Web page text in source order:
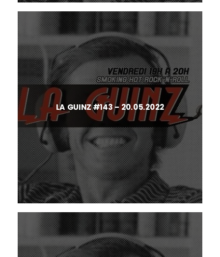
LA GUINZ #143 – 20.05.2022